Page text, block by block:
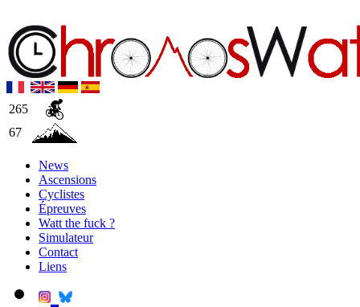
265
67
News
Ascensions
Cyclistes
Épreuves
Watt the fuck ?
Simulateur
Contact
Liens